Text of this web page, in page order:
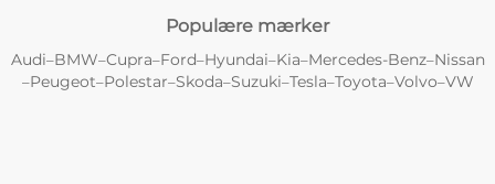
Populære mærker
Audi–BMW–Cupra–Ford–Hyundai–Kia–Mercedes-Benz–Nissan
–Peugeot–Polestar–Skoda–Suzuki–Tesla–Toyota–Volvo–VW